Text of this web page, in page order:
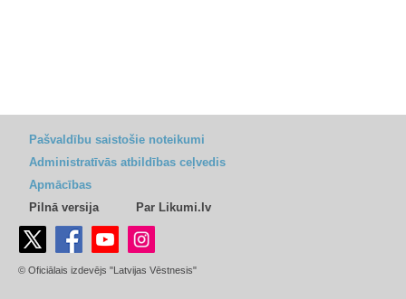
Pašvaldību saistošie noteikumi
Administratīvās atbildības ceļvedis
Apmācības
Pilnā versija
Par Likumi.lv
© Oficiālais izdevējs "Latvijas Vēstnesis"